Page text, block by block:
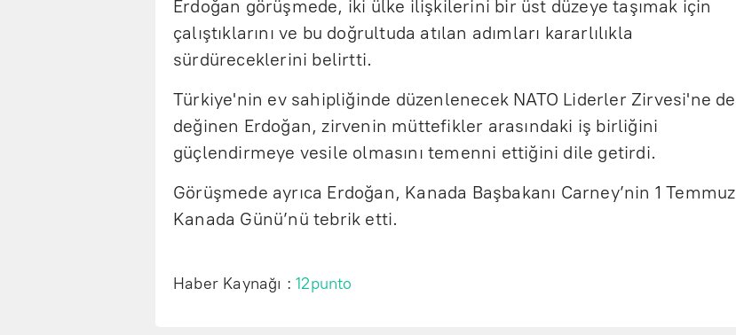
Erdoğan görüşmede, iki ülke ilişkilerini bir üst düzeye taşımak için
çalıştıklarını ve bu doğrultuda atılan adımları kararlılıkla
sürdüreceklerini belirtti.
Türkiye'nin ev sahipliğinde düzenlenecek NATO Liderler Zirvesi'ne de
değinen Erdoğan, zirvenin müttefikler arasındaki iş birliğini
güçlendirmeye vesile olmasını temenni ettiğini dile getirdi.
Görüşmede ayrıca Erdoğan, Kanada Başbakanı Carney’nin 1 Temmuz
Kanada Günü’nü tebrik etti.
Haber Kaynağı :12punto